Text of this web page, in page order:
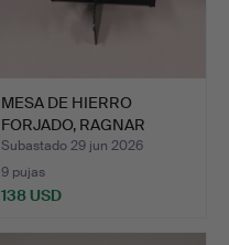
MESA DE HIERRO
FORJADO, RAGNAR
ANDERSSON.
Subastado 29 jun 2026
9 pujas
138 USD